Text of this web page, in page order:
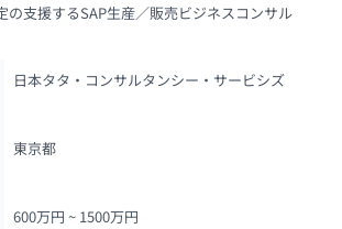
の支援するSAP生産／販売ビジネスコンサル
日本タタ・コンサルタンシー・サービシズ
東京都
600万円 ~ 1500万円